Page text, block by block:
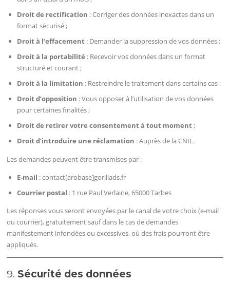
Droit de rectification : Corriger des données inexactes dans un
format sécurisé ;
Droit à l’effacement : Demander la suppression de vos données ;
Droit à la portabilité : Recevoir vos données dans un format
structuré et courant ;
Droit à la limitation : Restreindre le traitement dans certains cas ;
Droit d’opposition : Vous opposer à l’utilisation de vos données
pour certaines finalités ;
Droit de retirer votre consentement à tout moment ;
Droit d’introduire une réclamation : Auprès de la CNIL.
Les demandes peuvent être transmises par :
E-mail : contact[arobase]gorillads.fr
Courrier postal : 1 rue Paul Verlaine, 65000 Tarbes
Les réponses vous seront envoyées par le canal de votre choix (e-mail
ou courrier), gratuitement sauf dans le cas de demandes
manifestement infondées ou excessives, où des frais pourront être
appliqués.
9. Sécurité des données